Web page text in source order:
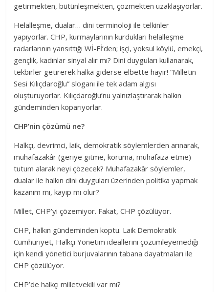
getirmekten, bütünleşmekten, çözmekten uzaklaşıyorlar.
Helalleşme, dualar… dini terminoloji ile telkinler
yapıyorlar. CHP, kurmaylarının kurdukları helalleşme
radarlarının yansıttığı Wİ-Fİ’den; işçi, yoksul köylü, emekçi,
gençlik, kadınlar sinyal alır mı? Dini duyguları kullanarak,
tekbirler getirerek halka giderse elbette hayır! “Milletin
Sesi Kılıçdaroğlu” sloganı ile tek adam algısı
oluşturuyorlar. Kılıçdaroğlu’nu yalnızlaştırarak halkın
gündeminden koparıyorlar.
CHP’nin çözümü ne?
Halkçı, devrimci, laik, demokratik söylemlerden arınarak,
muhafazakâr (geriye gitme, koruma, muhafaza etme)
tutum alarak neyi çözecek? Muhafazakâr söylemler,
dualar ile halkın dini duyguları üzerinden politika yapmak
kazanım mı, kayıp mı olur?
Millet, CHP’yi çözemiyor. Fakat, CHP çözülüyor.
CHP, halkın gündeminden koptu. Laik Demokratik
Cumhuriyet, Halkçı Yönetim ideallerini çözümleyemediği
için kendi yönetici burjuvalarının tabana dayatmaları ile
CHP çözülüyor.
CHP’de halkçı milletvekili var mı?